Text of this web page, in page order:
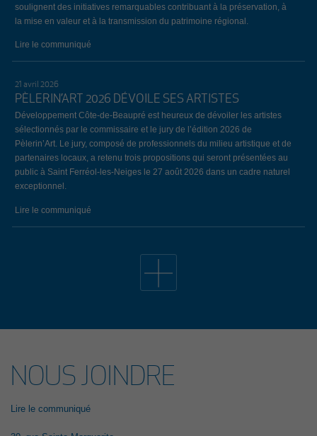
soulignent des initiatives remarquables contribuant à la préservation, à
la mise en valeur et à la transmission du patrimoine régional.
Lire le communiqué
21 avril 2026
PÈLERIN’ART 2026 DÉVOILE SES ARTISTES
Développement Côte-de-Beaupré est heureux de dévoiler les artistes
sélectionnés par le commissaire et le jury de l’édition 2026 de
Pèlerin’Art. Le jury, composé de professionnels du milieu artistique et de
partenaires locaux, a retenu trois propositions qui seront présentées au
public à Saint Ferréol-les-Neiges le 27 août 2026 dans un cadre naturel
exceptionnel.
Lire le communiqué
34E ÉDITION DE L’ÉVÈNEMENT EMPLOI CÔTE-DE-
première fois. Cet évènement a été rendu possible grâce à la
participation financière du gouvernement du Québec.
Lire le communiqué
NOUS JOINDRE
Lire le communiqué